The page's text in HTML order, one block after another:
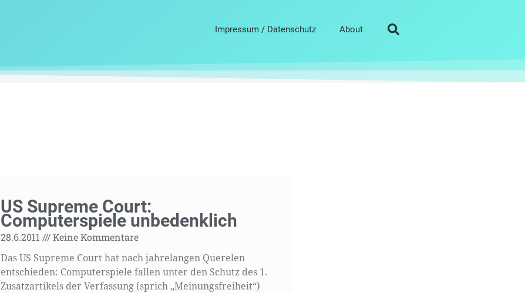
Impressum / Datenschutz About
US Supreme Court:
Computerspiele unbedenklich
28.6.2011 Keine Kommentare
Das US Supreme Court hat nach jahrelangen Querelen
entschieden: Computerspiele fallen unter den Schutz des 1.
Zusatzartikels der Verfassung (sprich „Meinungsfreiheit“)